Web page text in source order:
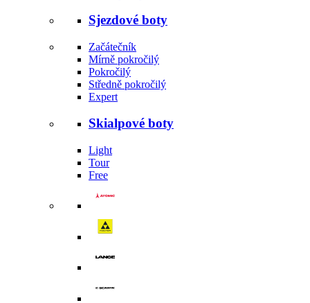
Sjezdové boty
Začátečník
Mírně pokročilý
Pokročilý
Středně pokročilý
Expert
Skialpové boty
Light
Tour
Free